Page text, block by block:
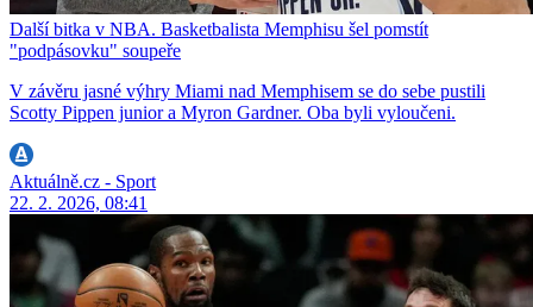
Další bitka v NBA. Basketbalista Memphisu šel pomstít
"podpásovku" soupeře
V závěru jasné výhry Miami nad Memphisem se do sebe pustili
Scotty Pippen junior a Myron Gardner. Oba byli vyloučeni.
Aktuálně.cz - Sport
22. 2. 2026, 08:41